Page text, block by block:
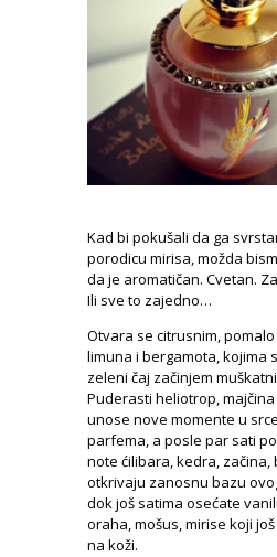
Kad bi pokušali da ga
porodicu mirisa, možda
da je aromatičan. Cvetan.
Ili sve to zajedno…
Otvara se citrusnim,
limuna i bergamota, kojima
zeleni čaj začinjem
Puderasti heliotrop,
unose nove momente u
parfema, a posle par sati
note ćilibara, kedra, začina,
otkrivaju zanosnu bazu
dok još satima osećate
oraha, mošus, mirise koji
na koži.